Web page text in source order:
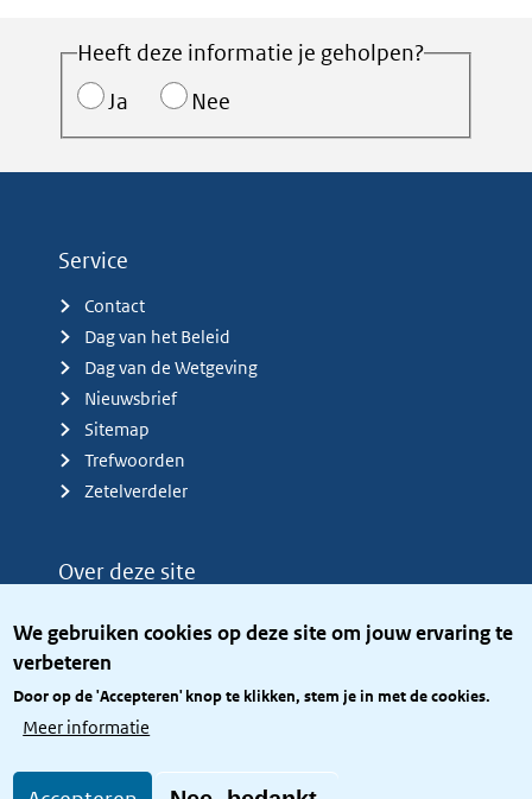
We gebruiken cookies op deze site om jouw ervaring te
verbeteren
Door op de 'Accepteren' knop te klikken, stem je in met de cookies.
Meer informatie
Heeft deze informatie je geholpen?
Ja
Nee
Service
Contact
Dag van het Beleid
Dag van de Wetgeving
Nieuwsbrief
Sitemap
Trefwoorden
Zetelverdeler
Over deze site
Privacy
Toegang site openbaar
Toegankelijkheid